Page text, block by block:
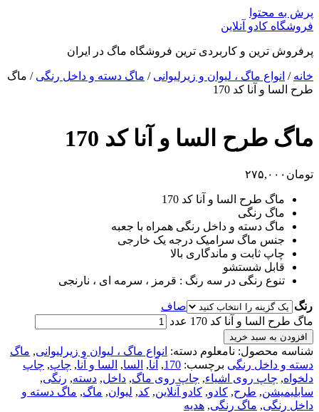
پرش به محتوا
فروشگاه کادو آنلاین
پرفروش ترین و کاربردی ترین فروشگاه ماگ در ایران
خانه / انواع ماگ ، لیوان و زیرلیوانی / ماگ دسته و داخل رنگی / ماگ
طرح السا و آنا کد 170
ماگ طرح السا و آنا کد 170
تومان ۲۷۵,۰۰۰
ماگ طرح السا و آنا کد 170
ماگ رنگی
ماگ دسته و داخل رنگی همراه با جعبه
جنس ماگ سرامیک درجه یک خارجی
چاپ ثابت و ماندگاری بالا
قابل شستشو
تنوع رنگی در سه رنگ : قرمز ، سرمه ای ، نارنجی
رنگ
صاف
ماگ طرح السا و آنا کد 170 عدد
افزودن به سبد خرید
شناسه محصول: نامعلوم دسته: انواع ماگ ، لیوان و زیرلیوانی, ماگ
دسته و داخل رنگی برچسب: 170
, آنا, السا, السا و آنا, چاپ, چاپ
دلخواه, چاپ روی اشیاء, چاپ روی ماگ, داخل, دسته, رنگی,
سابلیمیشن, طرح, کادو, کادو آنلاین, کد, لیوان, ماگ, ماگ دسته و
داخل رنگی, ماگ رنگی, هدیه